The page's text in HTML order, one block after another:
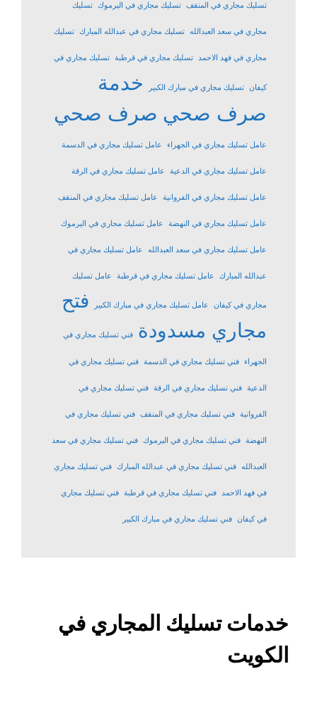
تسليك مجاري في المنقف تسليك مجاري في اليرموك تسليك
مجاري في سعد العبدالله تسليك مجاري في عبدالله المبارك تسليك
مجاري في فهد الاحمد تسليك مجاري في قرطبة تسليك مجاري في
كيفان تسليك مجاري في مبارك الكبير
خدمة
صرف صحي صرف صحي
عامل تسليك مجاري في الجهراء عامل تسليك مجاري في الدسمة
عامل تسليك مجاري في الدعية عامل تسليك مجاري في الرقة
عامل تسليك مجاري في الفروانية عامل تسليك مجاري في المنقف
عامل تسليك مجاري في النهضة عامل تسليك مجاري في اليرموك
عامل تسليك مجاري في سعد العبدالله عامل تسليك مجاري في
عبدالله المبارك عامل تسليك مجاري في قرطبة عامل تسليك
مجاري في كيفان عامل تسليك مجاري في مبارك الكبير
فتح
مجاري مسدودة
فني تسليك مجاري في
الجهراء فني تسليك مجاري في الدسمة فني تسليك مجاري في
الدعية فني تسليك مجاري في الرقة فني تسليك مجاري في
الفروانية فني تسليك مجاري في المنقف فني تسليك مجاري في
النهضة فني تسليك مجاري في اليرموك فني تسليك مجاري في سعد
العبدالله فني تسليك مجاري في عبدالله المبارك فني تسليك مجاري
في فهد الاحمد فني تسليك مجاري في قرطبة فني تسليك مجاري
في كيفان فني تسليك مجاري في مبارك الكبير
خدمات تسليك المجاري في
الكويت